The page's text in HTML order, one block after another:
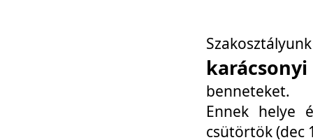
benneteket.
Ennek helye
csütörtök (dec